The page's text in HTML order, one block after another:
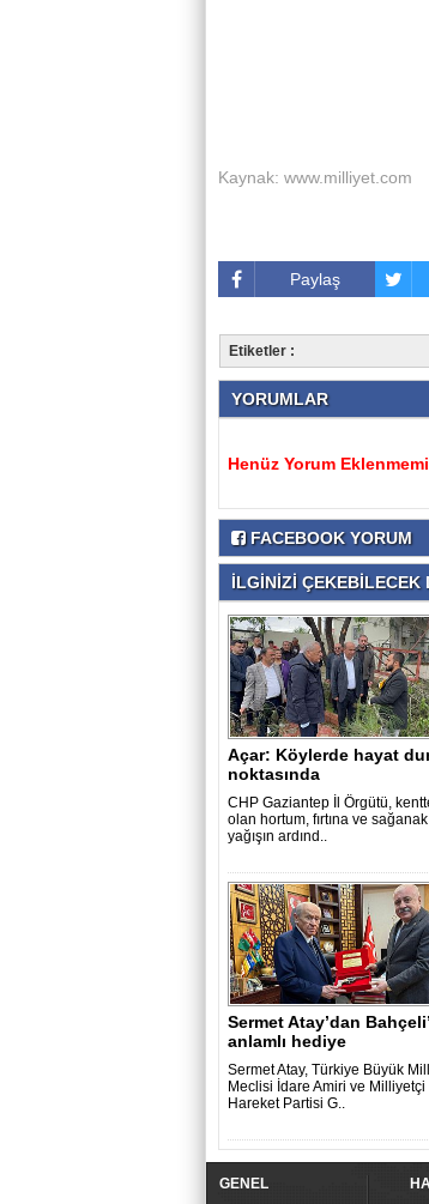
Kaynak: www.milliyet.com
Paylaş
Etiketler :
YORUMLAR
Henüz Yorum
FACEBOOK YORUM
İLGİNİZİ ÇEKEBİLECEK
Açar: Köylerde hayat
noktasında
CHP Gaziantep İl Örgütü,
olan hortum, fırtına ve sağanak
yağışın ardınd..
Sermet Atay’dan
anlamlı hediye
Sermet Atay, Türkiye Büyük
Meclisi İdare Amiri ve Milliyetçi
Hareket Partisi G..
GENEL